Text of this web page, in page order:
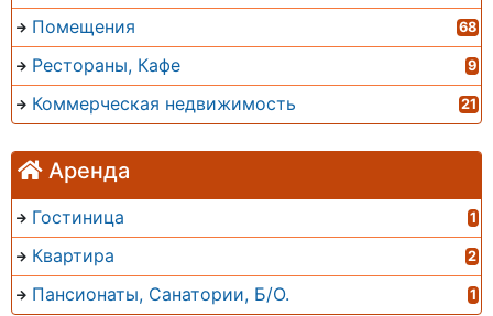
Помещения 68
Рестораны, Кафе 9
Коммерческая недвижимость 21
Аренда
Гостиница 1
Квартира 2
Пансионаты, Санатории, Б/О. 1